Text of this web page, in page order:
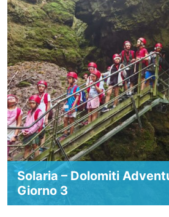
Solaria – Dolomiti
Giorno 3